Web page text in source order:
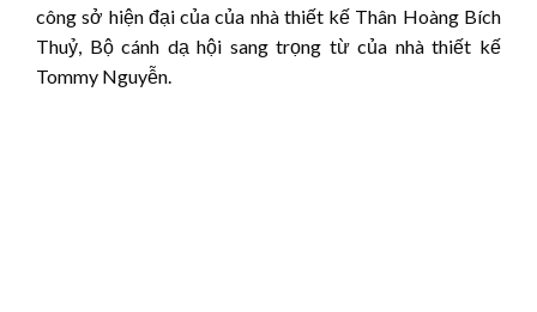
công sở hiện đại của của nhà thiết kế Thân Hoàng Bích
Thuỷ, Bộ cánh dạ hội sang trọng từ của nhà thiết kế
Tommy Nguyễn.